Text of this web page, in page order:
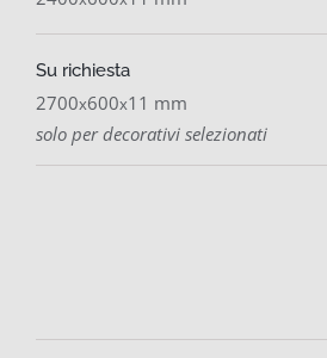
Su richiesta
2700x600x11 mm
solo per decorativi selezionati